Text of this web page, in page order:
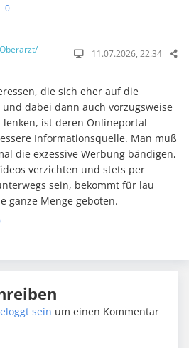
0
Oberarzt/-
11.07.2026, 22:34
die sich eher auf die
dabei dann auch vorzugs­weise
lenken, ist deren Onlineportal
Informations­quelle. Man muß
die exzessive Werbung bändigen,
verzichten und stets per
sein, bekommt für lau
ganze Menge geboten.
sein um einen Kommentar